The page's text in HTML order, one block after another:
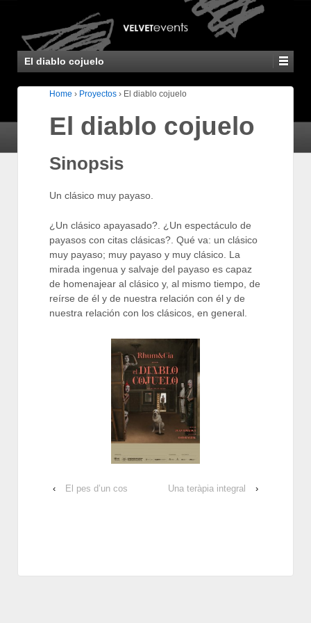
El diablo cojuelo
Home › Proyectos › El diablo cojuelo
El diablo cojuelo
Sinopsis
Un clásico muy payaso.
¿Un clásico apayasado?. ¿Un espectáculo de
payasos con citas clásicas?. Qué va: un clásico
muy payaso; muy payaso y muy clásico. La
mirada ingenua y salvaje del payaso es capaz
de homenajear al clásico y, al mismo tiempo, de
reírse de él y de nuestra relación con él y de
nuestra relación con los clásicos, en general.
‹ El pes d’un cos Una teràpia integral ›